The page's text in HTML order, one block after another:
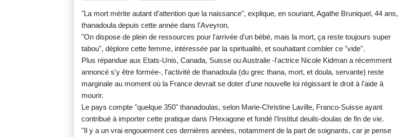
"La mort mérite autant d'attention que la naissance", explique, en souriant, Agathe Bruniquel, 44 ans,
thanadoula depuis cette année dans l'Aveyron.
"On dispose de plein de ressources pour l'arrivée d'un bébé, mais la mort, ça reste toujours super
tabou", déplore cette femme, intéressée par la spiritualité, et souhaitant combler ce "vide".
Plus répandue aux Etats-Unis, Canada, Suisse ou Australie -l'actrice Nicole Kidman a récemment
annoncé s'y être formée-, l'activité de thanadoula (du grec thana, mort, et doula, servante) reste
marginale au moment où la France devrait se doter d'une nouvelle loi régissant le droit à l'aide à
mourir.
Le pays compte "quelque 350" thanadoulas, selon Marie-Christine Laville, Franco-Suisse ayant
contribué à importer cette pratique dans l'Hexagone et fondé l'Institut deuils-doulas de fin de vie.
"Il y a un vrai engouement ces dernières années, notamment de la part de soignants, car je pense